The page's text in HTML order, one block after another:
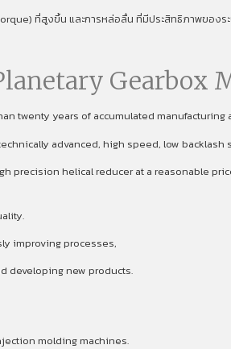
ที่สูงขึ้น และการหล่อลื่น ที่มีประสิทธิภาพของระ
Gearbox
twenty years of accumulated manufacturing
advanced, high speed, low backlash
helical reducer at a reasonable
improving processes,
developing new products.
molding machines.